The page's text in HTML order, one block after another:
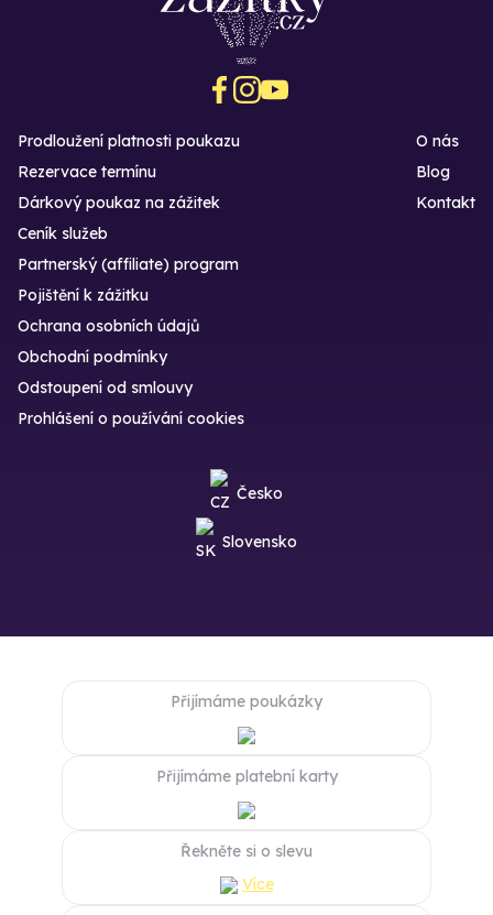
Prodloužení platnosti poukazu
Rezervace termínu
Dárkový poukaz na zážitek
O nás
Blog
Kontakt
Ceník služeb
Partnerský (affiliate) program
Pojištění k zážitku
Ochrana osobních údajů
Obchodní podmínky
Odstoupení od smlouvy
Prohlášení o používání cookies
Česko
Slovensko
Přijímáme poukázky
Přijímáme platební karty
Řekněte si o slevu
Více